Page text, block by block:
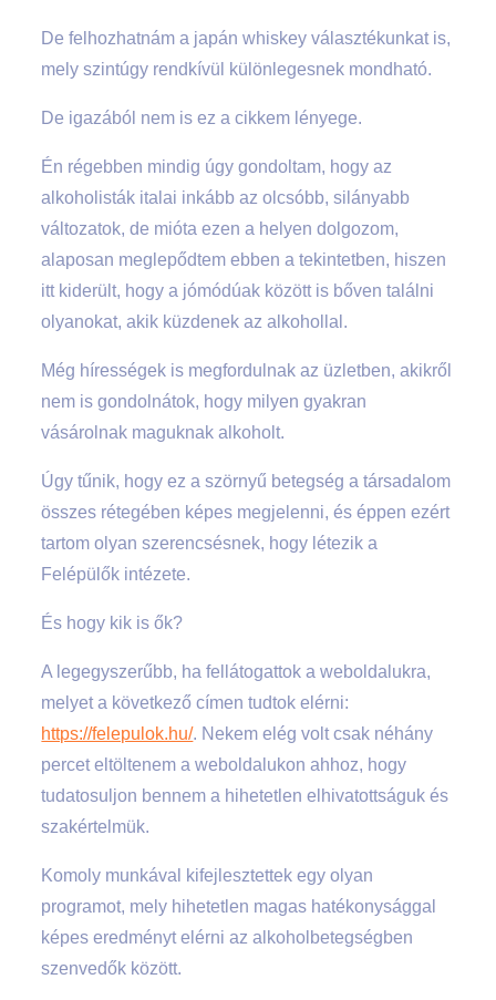
De felhozhatnám a japán whiskey választékunkat is,
mely szintúgy rendkívül különlegesnek mondható.
De igazából nem is ez a cikkem lényege.
Én régebben mindig úgy gondoltam, hogy az
alkoholisták italai inkább az olcsóbb, silányabb
változatok, de mióta ezen a helyen dolgozom,
alaposan meglepődtem ebben a tekintetben, hiszen
itt kiderült, hogy a jómódúak között is bőven találni
olyanokat, akik küzdenek az alkohollal.
Még hírességek is megfordulnak az üzletben, akikről
nem is gondolnátok, hogy milyen gyakran
vásárolnak maguknak alkoholt.
Úgy tűnik, hogy ez a szörnyű betegség a társadalom
összes rétegében képes megjelenni, és éppen ezért
tartom olyan szerencsésnek, hogy létezik a
Felépülők intézete.
És hogy kik is ők?
A legegyszerűbb, ha fellátogattok a weboldalukra,
melyet a következő címen tudtok elérni:
https://felepulok.hu/. Nekem elég volt csak néhány
percet eltöltenem a weboldalukon ahhoz, hogy
tudatosuljon bennem a hihetetlen elhivatottságuk és
szakértelmük.
Komoly munkával kifejlesztettek egy olyan
programot, mely hihetetlen magas hatékonysággal
képes eredményt elérni az alkoholbetegségben
szenvedők között.